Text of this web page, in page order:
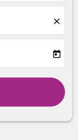
close
today